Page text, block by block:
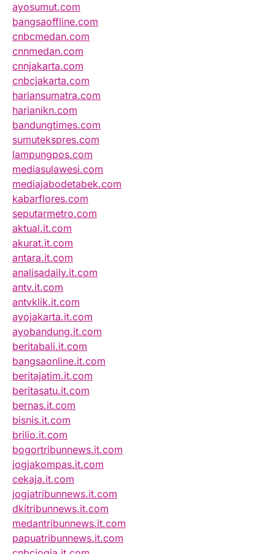
ayosumut.com
bangsaoffline.com
cnbcmedan.com
cnnmedan.com
cnnjakarta.com
cnbcjakarta.com
hariansumatra.com
harianikn.com
bandungtimes.com
sumutekspres.com
lampungpos.com
mediasulawesi.com
mediajabodetabek.com
kabarflores.com
seputarmetro.com
aktual.it.com
akurat.it.com
antara.it.com
analisadaily.it.com
antv.it.com
antvklik.it.com
ayojakarta.it.com
ayobandung.it.com
beritabali.it.com
bangsaonline.it.com
beritajatim.it.com
beritasatu.it.com
bernas.it.com
bisnis.it.com
brilio.it.com
bogortribunnews.it.com
jogjakompas.it.com
cekaja.it.com
jogjatribunnews.it.com
dkitribunnews.it.com
medantribunnews.it.com
papuatribunnews.it.com